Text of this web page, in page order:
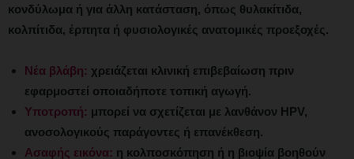
κονδύλωμα ή για άλλη κατάσταση, όπως θυλακίτιδα,
κολπίτιδα, έρπητα ή φυσιολογικές ανατομικές προεξοχές.
Νέα βλάβη: χρειάζεται κλινική επιβεβαίωση πριν
εφαρμοστεί οποιαδήποτε τοπική αγωγή.
Υποτροπή: μπορεί να σχετίζεται με λανθάνον HPV,
ανοσολογικούς παράγοντες ή επανέκθεση.
Ασαφής εικόνα: η κολποσκόπηση ή η βιοψία βοηθούν